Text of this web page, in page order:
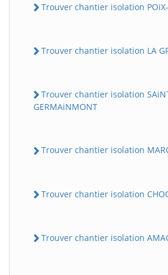
Trouver chantier isolation POiX-
Trouver chantier isolation LA
Trouver chantier isolation
GERMAiNMONT
Trouver chantier isolation
Trouver chantier isolation
Trouver chantier isolation